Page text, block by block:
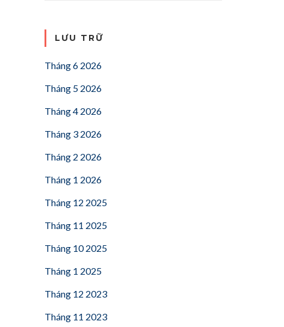
LƯU TRỮ
Tháng 6 2026
Tháng 5 2026
Tháng 4 2026
Tháng 3 2026
Tháng 2 2026
Tháng 1 2026
Tháng 12 2025
Tháng 11 2025
Tháng 10 2025
Tháng 1 2025
Tháng 12 2023
Tháng 11 2023